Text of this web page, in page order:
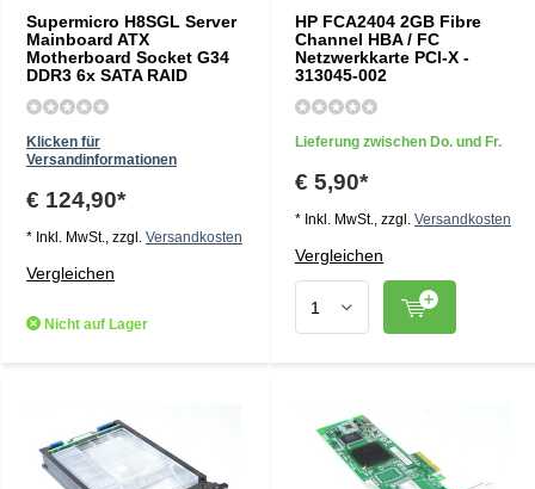
Supermicro H8SGL Server
Mainboard ATX
Motherboard Socket G34
DDR3 6x SATA RAID
Klicken für
Versandinformationen
€ 124,90*
* Inkl. MwSt., zzgl. Versandkosten
Vergleichen
Nicht auf Lager
HP FCA2404 2GB Fibre
Channel HBA / FC
Netzwerkkarte PCI-X -
313045-002
Lieferung zwischen Do. und Fr.
€ 5,90*
* Inkl. MwSt., zzgl. Versandkosten
Vergleichen